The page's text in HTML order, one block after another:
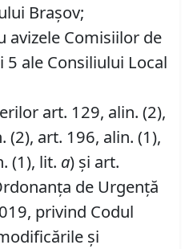
Brașov;
avizele Comisiilor de
5 ale Consiliului Local
art. 129, alin. (2),
(2), art. 196, alin. (1),
(1), lit. a) și art.
de Urgență
privind Codul
și